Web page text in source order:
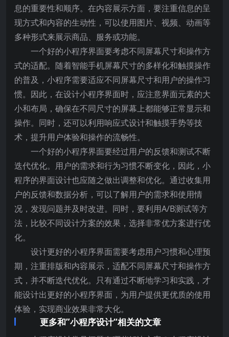
息的重要性和顺序。在内容展示方面，要注重信息的呈
现方式和内容的生动性，可以使用图片、视频、动画等
多种形式来展示商品、服务或功能。
一个好的小程序界面要考虑不同屏幕尺寸和操作方
式的适配。随着智能手机屏幕尺寸的多样化和触摸操作
的普及，小程序需要适应不同屏幕尺寸和用户的操作习
惯。因此，在设计小程序界面时，应注意界面元素的大
小和布局，确保在不同尺寸的屏幕上都能够正常显示和
操作。同时，还可以利用响应式设计和触摸手势等技
术，提升用户体验和操作的流畅性。
一个好的小程序界面要经过用户的反馈和测试不断
迭代优化。用户的需求和行为习惯不断变化，因此，小
程序的界面设计也应随之做出调整和优化。通过收集用
户的反馈和数据分析，可以了解用户的需求和使用情
况，发现问题并及时改进。同时，要利用A/B测试等方
法，比较不同设计方案的效果，选择非常优方案进行优
化。
设计更好的小程序界面需要考虑用户习惯和心理预
期，注重排版和内容展示，适配不同屏幕尺寸和操作方
式，并不断迭代优化。只有通过不断地学习和实践，才
能设计出更好的小程序界面，为用户提供更优质的使用
体验，实现商业效果非常大化。
更多和”小程序设计“相关的文章